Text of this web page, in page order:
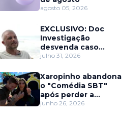
agosto 05, 2026
EXCLUSIVO: Doc
Investigação
desvenda caso
Eduardo Martins e
trás de fraude
internacional
julho 31, 2026
Xaropinho abandona
o "Comédia SBT"
após perder a
paciência com Sarro
junho 26, 2026